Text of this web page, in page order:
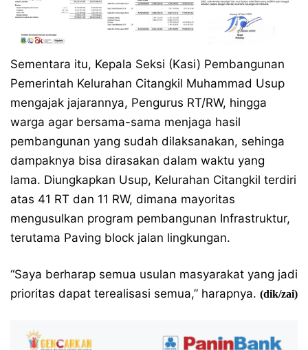
Sementara itu, Kepala Seksi (Kasi) Pembangunan
Pemerintah Kelurahan Citangkil Muhammad Usup
mengajak jajarannya, Pengurus RT/RW, hingga
warga agar bersama-sama menjaga hasil
pembangunan yang sudah dilaksanakan, sehinga
dampaknya bisa dirasakan dalam waktu yang
lama. Diungkapkan Usup, Kelurahan Citangkil terdiri
atas 41 RT dan 11 RW, dimana mayoritas
mengusulkan program pembangunan Infrastruktur,
terutama Paving block jalan lingkungan.
“Saya berharap semua usulan masyarakat yang jadi
prioritas dapat terealisasi semua,” harapnya. (dik/zai)